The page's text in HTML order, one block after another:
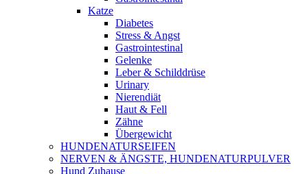
Katze
Diabetes
Stress & Angst
Gastrointestinal
Gelenke
Leber & Schilddrüse
Urinary
Nierendiät
Haut & Fell
Zähne
Übergewicht
HUNDENATURSEIFEN
NERVEN & ÄNGSTE, HUNDENATURPULVER
Hund Zuhause